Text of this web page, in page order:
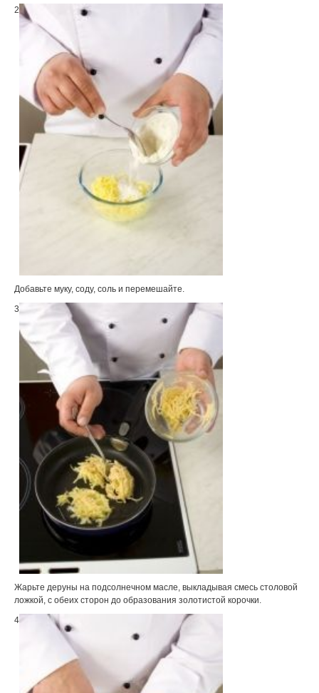
2
Добавьте муку, соду, соль и перемешайте.
3
Жарьте деруны на подсолнечном масле, выкладывая смесь столовой
ложкой, с обеих сторон до образования золотистой корочки.
4